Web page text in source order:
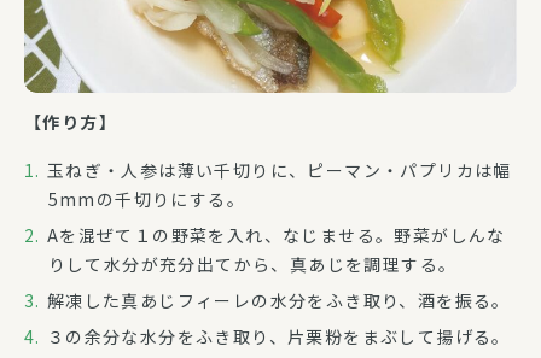
【作り方】
玉ねぎ・人参は薄い千切りに、ピーマン・パプリカは幅
5mmの千切りにする。
Aを混ぜて１の野菜を入れ、なじませる。野菜がしんな
りして水分が充分出てから、真あじを調理する。
解凍した真あじフィーレの水分をふき取り、酒を振る。
３の余分な水分をふき取り、片栗粉をまぶして揚げる。